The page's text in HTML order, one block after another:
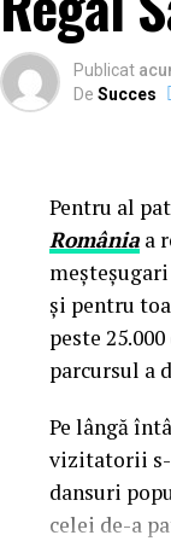
Publicat
De Succes
Pentru al
România a
și pentru
peste
parcursul a
Pe lângă
vizitatorii s-
dansuri
celei de-a